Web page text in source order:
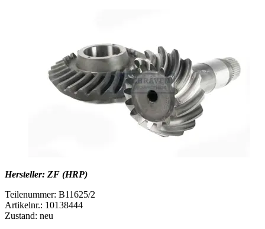
Hersteller: ZF (HRP)
Teilenummer: B11625/2
Artikelnr.: 10138444
Zustand: neu